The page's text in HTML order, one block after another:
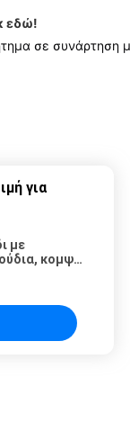
εδώ!
σε συνάρτηση
για
με
κομψή